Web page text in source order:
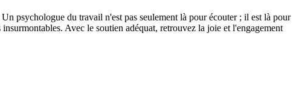
psychologue du travail n'est pas seulement là pour écouter ; il est là pour
Avec le soutien adéquat, retrouvez la joie et l'engagement